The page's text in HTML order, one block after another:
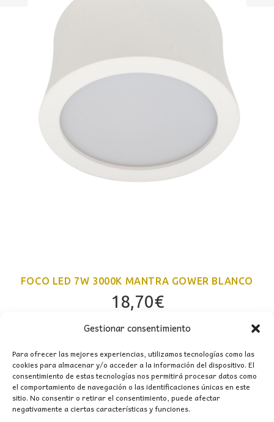
Gestionar consentimiento
Para ofrecer las mejores experiencias, utilizamos tecnologías como las
cookies para almacenar y/o acceder a la información del dispositivo. El
consentimiento de estas tecnologías nos permitirá procesar datos como
el comportamiento de navegación o las identificaciones únicas en este
sitio. No consentir o retirar el consentimiento, puede afectar
negativamente a ciertas características y funciones.
FOCO LED 7W 3000K MANTRA GOWER BLANCO
18,70€